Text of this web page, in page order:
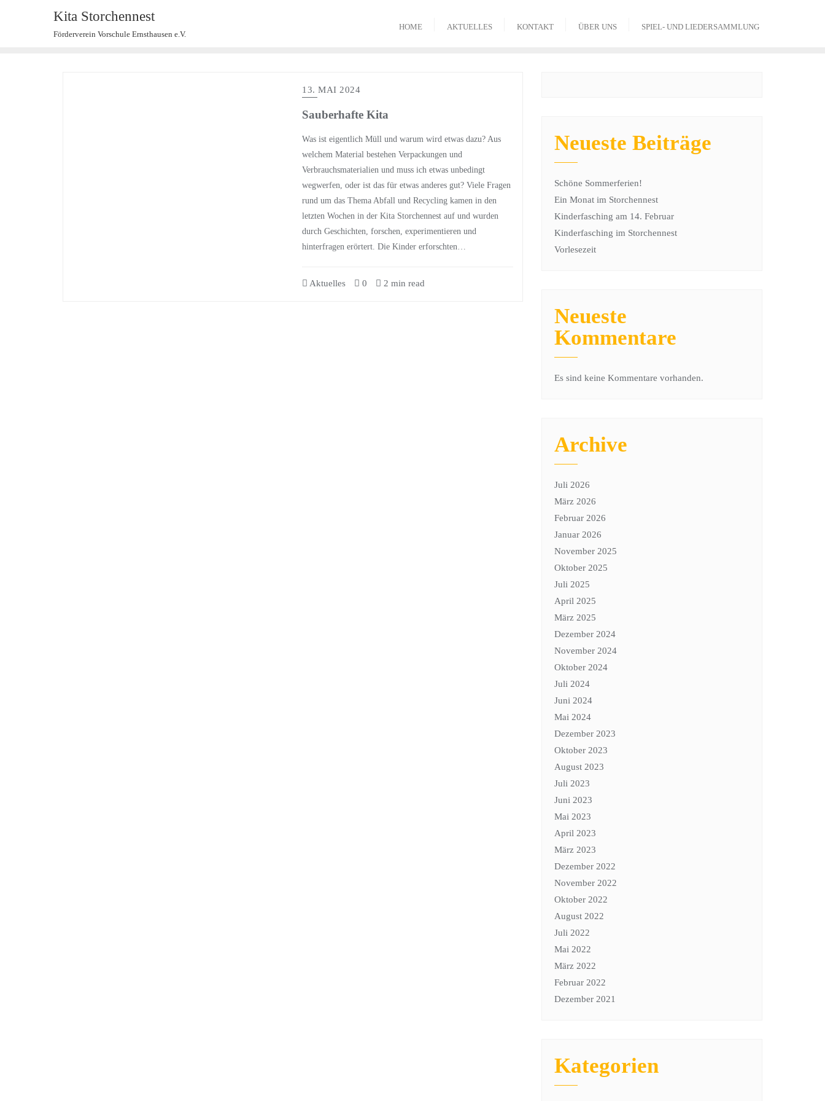
Kita Storchennest
Förderverein Vorschule Ernsthausen e.V.
HOME AKTUELLES KONTAKT ÜBER UNS SPIEL- UND LIEDERSAMMLUNG
13. MAI 2024
Sauberhafte Kita
Was ist eigentlich Müll und warum wird etwas dazu? Aus
welchem Material bestehen Verpackungen und
Verbrauchsmaterialien und muss ich etwas unbedingt
wegwerfen, oder ist das für etwas anderes gut? Viele Fragen
rund um das Thema Abfall und Recycling kamen in den
letzten Wochen in der Kita Storchennest auf und wurden
durch Geschichten, forschen, experimentieren und
hinterfragen erörtert. Die Kinder erforschten…
Aktuelles 0 2 min read
Neueste Beiträge
Schöne Sommerferien!
Ein Monat im Storchennest
Kinderfasching am 14. Februar
Kinderfasching im Storchennest
Vorlesezeit
Neueste
Kommentare
Es sind keine Kommentare vorhanden.
Archive
Juli 2026
März 2026
Februar 2026
Januar 2026
November 2025
Oktober 2025
Juli 2025
April 2025
März 2025
Dezember 2024
November 2024
Oktober 2024
Juli 2024
Juni 2024
Mai 2024
Dezember 2023
Oktober 2023
August 2023
Juli 2023
Juni 2023
Mai 2023
April 2023
März 2023
Dezember 2022
November 2022
Oktober 2022
August 2022
Juli 2022
Mai 2022
März 2022
Februar 2022
Dezember 2021
Kategorien